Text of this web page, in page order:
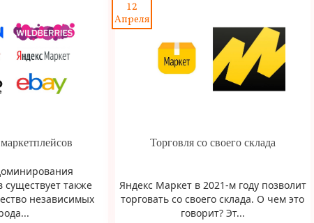
существует также
независимых
12
Апреля
Торговля со своего склада
Яндекс Маркет в 2021-м году позволит
торговать со своего склада. О чем это
говорит? Эт...